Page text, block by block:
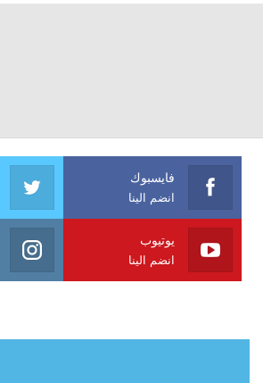
فايسبوك
انضم الينا
يوتيوب
انضم الينا